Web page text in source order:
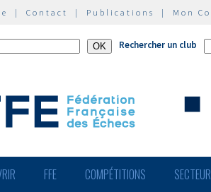
| Contact | Publications | Mon
Rechercher un club
FFE COMPÉTITIONS